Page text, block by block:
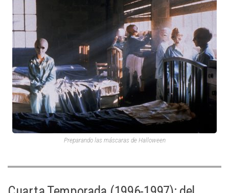
Preparando las máscaras de Halloween